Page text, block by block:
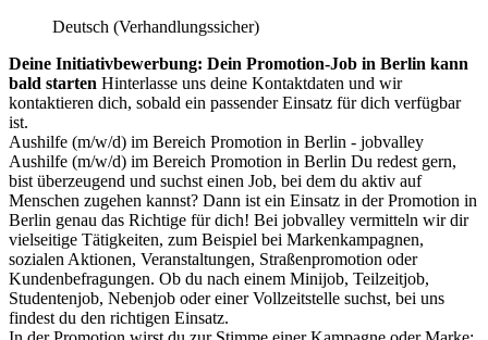
Deutsch (Verhandlungssicher)
Deine Initiativbewerbung: Dein Promotion-Job in Berlin kann
bald starten Hinterlasse uns deine Kontaktdaten und wir
kontaktieren dich, sobald ein passender Einsatz für dich verfügbar
ist.
Aushilfe (m/w/d) im Bereich Promotion in Berlin - jobvalley
Aushilfe (m/w/d) im Bereich Promotion in Berlin Du redest gern,
bist überzeugend und suchst einen Job, bei dem du aktiv auf
Menschen zugehen kannst? Dann ist ein Einsatz in der Promotion in
Berlin genau das Richtige für dich! Bei jobvalley vermitteln wir dir
vielseitige Tätigkeiten, zum Beispiel bei Markenkampagnen,
sozialen Aktionen, Veranstaltungen, Straßenpromotion oder
Kundenbefragungen. Ob du nach einem Minijob, Teilzeitjob,
Studentenjob, Nebenjob oder einer Vollzeitstelle suchst, bei uns
findest du den richtigen Einsatz.